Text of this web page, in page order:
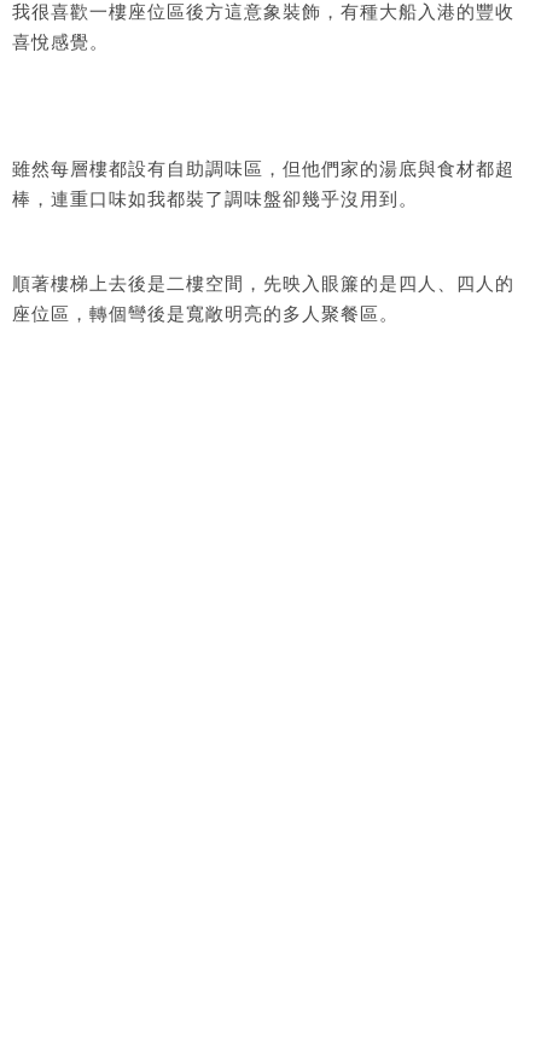
我很喜歡一樓座位區後方這意象裝飾，有種大船入港的豐收
喜悅感覺。
雖然每層樓都設有自助調味區，但他們家的湯底與食材都超
棒，連重口味如我都裝了調味盤卻幾乎沒用到。
順著樓梯上去後是二樓空間，先映入眼簾的是四人、四人的
座位區，轉個彎後是寬敞明亮的多人聚餐區。